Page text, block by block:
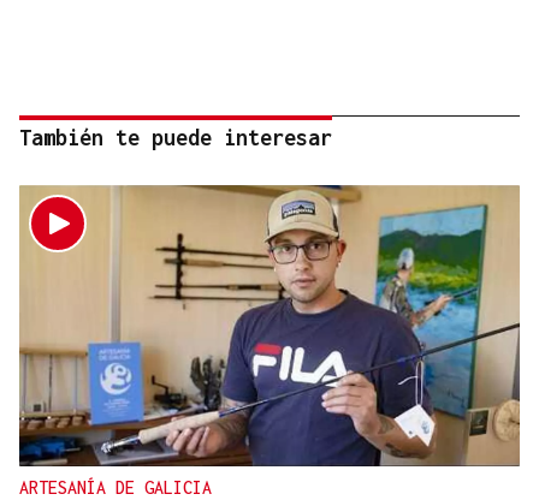
También te puede interesar
ARTESANÍA DE GALICIA